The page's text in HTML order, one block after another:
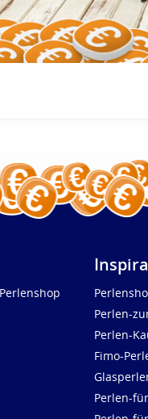
Perlen-
Perlen-
Fimo-
Perlen-